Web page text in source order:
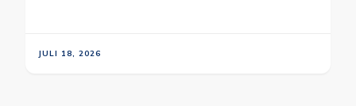
JULI 18, 2026